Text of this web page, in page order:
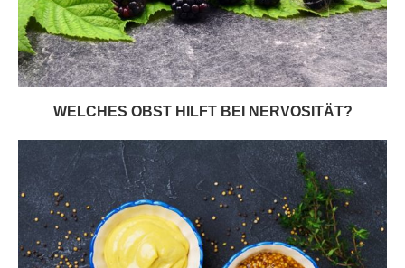
WELCHES OBST HILFT BEI NERVOSITÄT?